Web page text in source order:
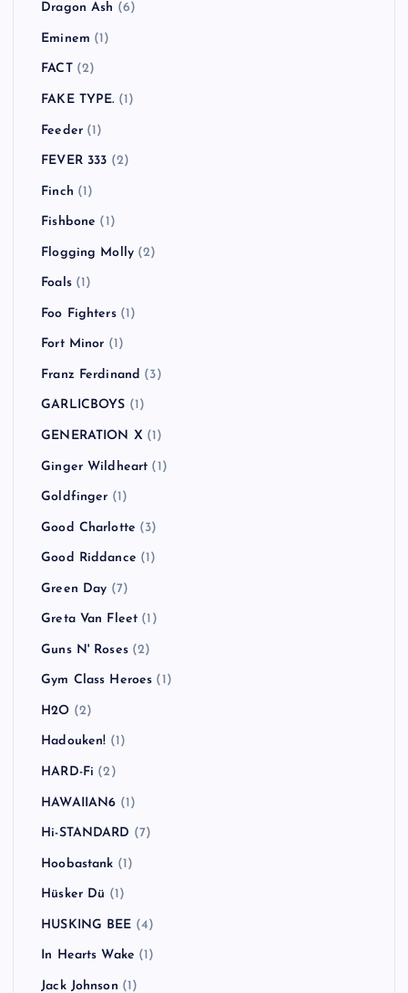
Dragon Ash (6)
Eminem (1)
FACT(2)
FAKE TYPE. (1)
Feeder(1)
FEVER 333 (2)
Finch (1)
Fishbone (1)
Flogging Molly (2)
Foals(1)
Foo Fighters(1)
Fort Minor (1)
Franz Ferdinand (3)
GARLICBOYS (1)
GENERATION X (1)
Ginger Wildheart (1)
Goldfinger (1)
Good Charlotte (3)
Good Riddance (1)
Green Day (7)
Greta Van Fleet (1)
Guns N' Roses(2)
Gym Class Heroes (1)
H2O (2)
Hadouken! (1)
HARD-Fi (2)
HAWAIIAN6 (1)
Hi-STANDARD (7)
Hoobastank (1)
Hüsker Dü (1)
HUSKING BEE (4)
In Hearts Wake (1)
Jack Johnson (1)